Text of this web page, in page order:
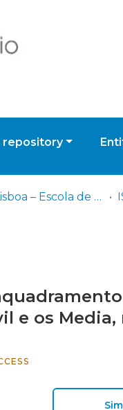
repository
ISEC Lisboa – Escola de Gestão, Engenharia e Aeronáutica
e os